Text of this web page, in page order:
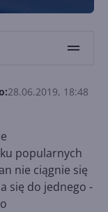
28.06.2019, 18:48
popularnych
nie ciągnie się
się do jednego -